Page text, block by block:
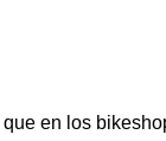
en los